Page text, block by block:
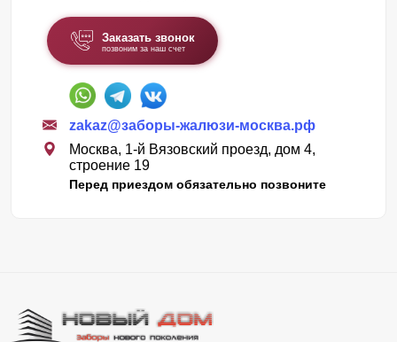
Заказать звонок
позвоним за наш счет
zakaz@заборы-жалюзи-москва.рф
Москва, 1-й Вязовский проезд, дом 4,
строение 19
Перед приездом обязательно позвоните